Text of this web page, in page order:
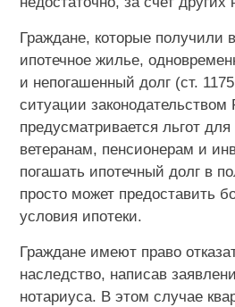
Граждане, которые получили
ипотечное жилье,
и непогашенный долг (ст.
ситуации
предусматривается льгот
ветеранам, пенсионерам и
погашать ипотечный долг в
просто может предоставить
условия ипотеки.
Граждане имеют право
наследство, написав
нотариуса. В этом случае